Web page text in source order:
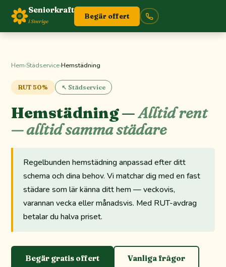
Seniorkraft
i Sverige
Begär offert
Hem›Städservice›Hemstädning
RUT 50% ↖ Städservice
Hemstädning —Alltid rent
— alltid samma städare
Regelbunden hemstädning anpassad efter ditt
schema och dina behov. Vi matchar dig med en fast
städare som lär känna ditt hem — veckovis,
varannan vecka eller månadsvis. Med RUT-avdrag
betalar du halva priset.
Begär gratis offert Vanliga frågor